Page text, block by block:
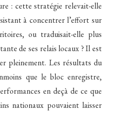
: cette stratégie relevait-elle
à concentrer l’effort sur
ou traduisait-elle plus
de ses relais locaux ? Il est
pleinement. Les résultats du
que le bloc enregistre,
en deçà de ce que
nationaux pouvaient laisser